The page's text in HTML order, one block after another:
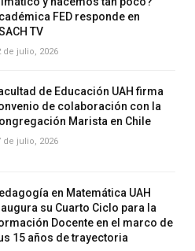
FED responde en
TV
de julio, 2026
de Educación UAH firma
de colaboración con la
Marista en Chile
de julio, 2026
en Matemática UAH
su Cuarto Ciclo para la
Docente en el marco de
15 años de trayectoria